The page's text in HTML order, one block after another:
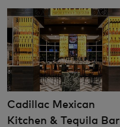
Cadillac Mexican
Kitchen & Tequila Bar